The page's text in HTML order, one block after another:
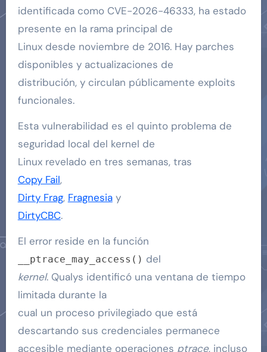
identificada como CVE-2026-46333, ha estado
presente en la rama principal de
Linux desde noviembre de 2016. Hay parches
disponibles y actualizaciones de
distribución, y circulan públicamente exploits
funcionales.
Esta vulnerabilidad es el quinto problema de
seguridad local del kernel de
Linux revelado en tres semanas, tras
Copy Fail,
Dirty Frag, Fragnesiay
DirtyCBC.
El error reside en la función
__ptrace_may_access() del
kernel. Qualys identificó una ventana de tiempo
limitada durante la
cual un proceso privilegiado que está
descartando sus credenciales permanece
accesible mediante operaciones ptrace, incluso